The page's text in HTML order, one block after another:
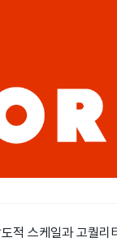
스케일과 고퀄